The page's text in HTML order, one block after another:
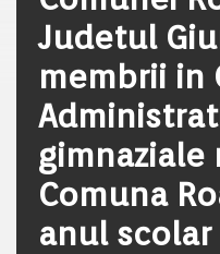
Judetul
membrii in
gimnaziale
Comuna
anul scolar